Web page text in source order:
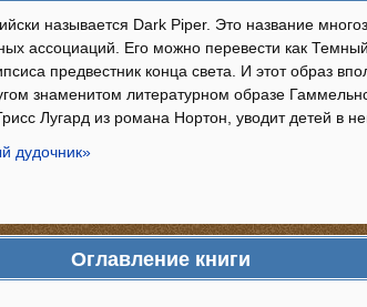
называется Dark Piper. Это название
ассоциаций. Его можно перевести как
предвестник конца света. И этот образ
знаменитом литературном образе
Лугард из романа Нортон, уводит детей в
дудочник»
Оглавление книги